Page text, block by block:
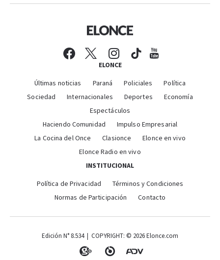
ELONCE
Últimas noticias Paraná Policiales
Política
Sociedad
Internacionales Deportes
Economía
Espectáculos
Haciendo Comunidad
Impulso Empresarial
La Cocina del Once
Clasionce
Elonce en vivo
Elonce Radio en vivo
INSTITUCIONAL
Política de Privacidad
Términos y Condiciones
Normas de Participación
Contacto
Edición N° 8.534 | COPYRIGHT: © 2026 Elonce.com